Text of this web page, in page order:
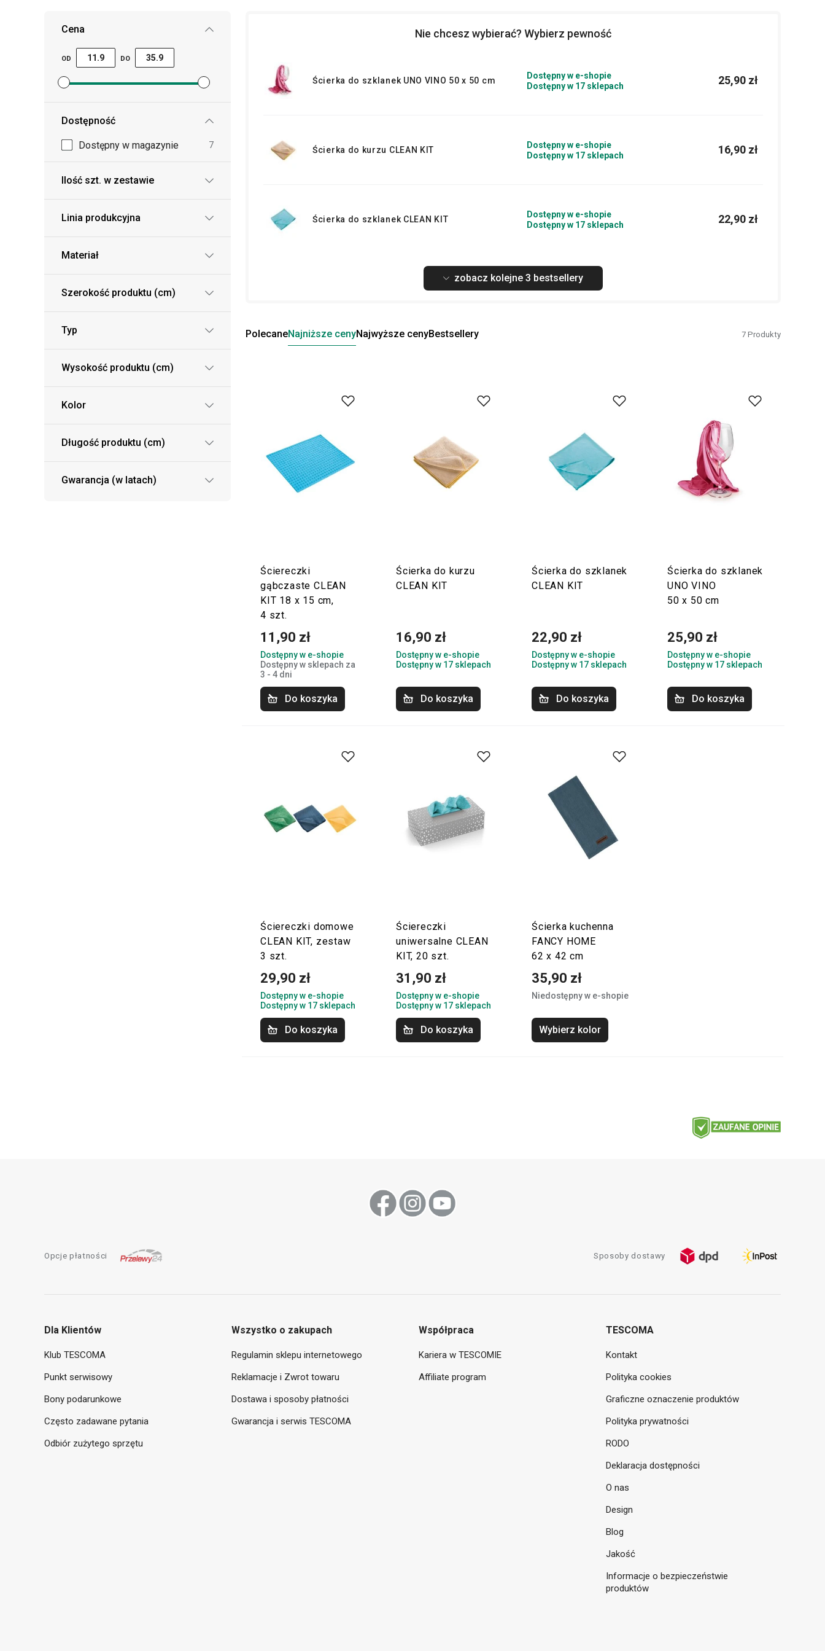
Cena
OD DO
Ustaw filtr ceny minimalnej
Ustaw filtr ceny maksymalnej
Dostępność
Dostępny w magazynie 7
Ilość szt. w zestawie
Linia produkcyjna
Materiał
Szerokość produktu (cm)
Typ
Wysokość produktu (cm)
Kolor
Długość produktu (cm)
Gwarancja (w latach)
Nie chcesz wybierać? Wybierz pewność
Ścierka do szklanek UNO VINO 50 x 50 cm
Dostępny w e-shopie
Dostępny w 17 sklepach
25,90 zł
Ścierka do kurzu CLEAN KIT
Dostępny w e-shopie
Dostępny w 17 sklepach
16,90 zł
Ścierka do szklanek CLEAN KIT
Dostępny w e-shopie
Dostępny w 17 sklepach
22,90 zł
zobacz kolejne 3 bestsellery
PolecaneNajniższe cenyNajwyższe cenyBestsellery 7 Produkty
Ściereczki
gąbczaste CLEAN
KIT 18 x 15 cm,
4 szt.
11,90 zł
Dostępny w e-shopie
Dostępny w sklepach za
3 - 4 dni
Do koszyka
Ścierka do kurzu
CLEAN KIT
16,90 zł
Dostępny w e-shopie
Dostępny w 17 sklepach
Do koszyka
Ścierka do szklanek
CLEAN KIT
22,90 zł
Dostępny w e-shopie
Dostępny w 17 sklepach
Do koszyka
Ścierka do szklanek
UNO VINO
50 x 50 cm
25,90 zł
Dostępny w e-shopie
Dostępny w 17 sklepach
Do koszyka
Ściereczki domowe
CLEAN KIT, zestaw
3 szt.
29,90 zł
Dostępny w e-shopie
Dostępny w 17 sklepach
Do koszyka
Ściereczki
uniwersalne CLEAN
KIT, 20 szt.
31,90 zł
Dostępny w e-shopie
Dostępny w 17 sklepach
Do koszyka
Ścierka kuchenna
FANCY HOME
62 x 42 cm
35,90 zł
Niedostępny w e-shopie
Wybierz kolor
Opcje płatności Sposoby dostawy
Dla Klientów
Klub TESCOMA
Punkt serwisowy
Bony podarunkowe
Często zadawane pytania
Odbiór zużytego sprzętu
Wszystko o zakupach
Regulamin sklepu internetowego
Reklamacje i Zwrot towaru
Dostawa i sposoby płatności
Gwarancja i serwis TESCOMA
Współpraca
Kariera w TESCOMIE
Affiliate program
TESCOMA
Kontakt
Polityka cookies
Graficzne oznaczenie produktów
Polityka prywatności
RODO
Deklaracja dostępności
O nas
Design
Blog
Jakość
Informacje o bezpieczeństwie
produktów